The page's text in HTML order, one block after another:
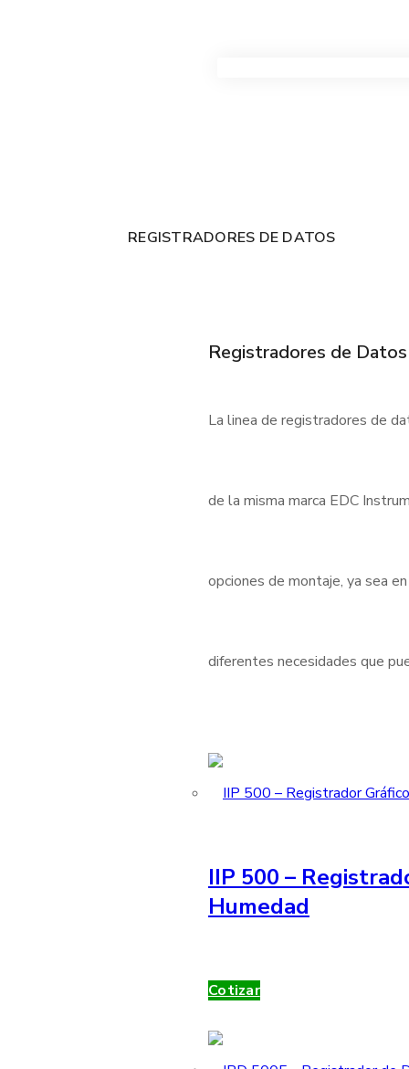
REGISTRADORES DE DATOS
Registradores de Datos
La linea de registradores de
de la misma marca EDC
opciones de montaje, ya sea
diferentes necesidades que
IIP 500 –
Humedad
Cotizar